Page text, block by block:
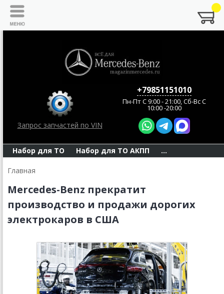
Запрос запчастей по VIN
+79851151010
Пн-Пт C 9:00 - 21:00, Сб-Вс С
10:00 -20:00
Набор для ТО Набор для ТО АКПП ...
Главная
Mercedes-Benz прекратит
производство и продажи дорогих
электрокаров в США